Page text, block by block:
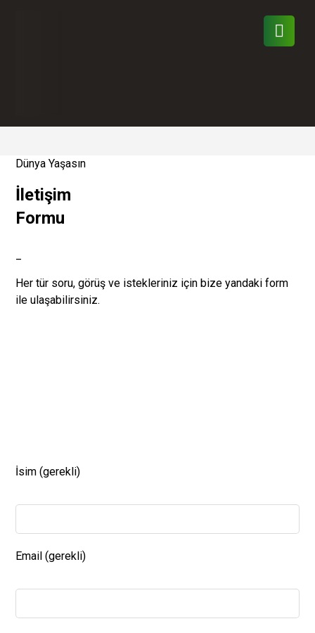
Dünya Yaşasın
İletişim
Formu
Her tür soru, görüş ve istekleriniz için bize yandaki form
ile ulaşabilirsiniz.
İsim (gerekli)
Email (gerekli)